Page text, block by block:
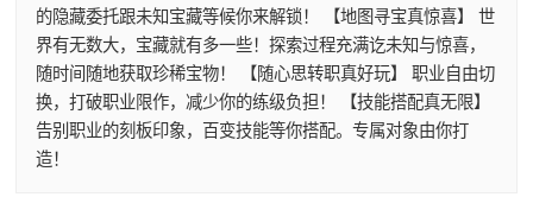
的隐藏委托跟未知宝藏等候你来解锁！ 【地图寻宝真惊喜】 世
界有无数大，宝藏就有多一些！探索过程充满讫未知与惊喜，
随时间随地获取珍稀宝物！ 【随心思转职真好玩】 职业自由切
换，打破职业限作，减少你的练级负担！ 【技能搭配真无限】
告别职业的刻板印象，百变技能等你搭配。专属对象由你打
造！